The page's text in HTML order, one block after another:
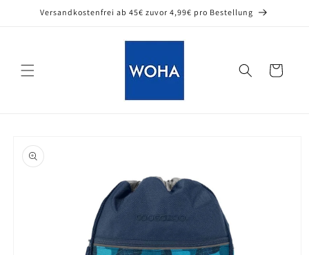
Versandkostenfrei ab 45€ zuvor 4,99€ pro Bestellung
Warenkorb